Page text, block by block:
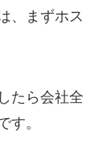
、まずホス
たら会社全
す。